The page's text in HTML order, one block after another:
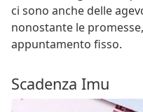
ci sono anche delle
nonostante le
appuntamento fisso.
Scadenza Imu